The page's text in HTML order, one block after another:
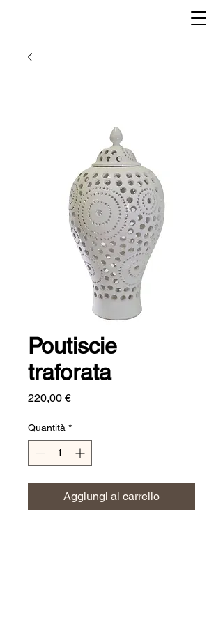
Poutiscie
traforata
220,00 €Prezzo
Quantità *
Aggiungi al carrello
Dimensioni: